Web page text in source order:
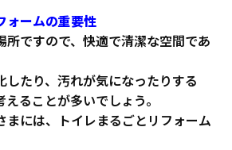
ォームの重要性
所ですので、快適で清潔な空間であ
したり、汚れが気になったりする
ることが多いでしょう。
まには、トイレまるごとリフォーム